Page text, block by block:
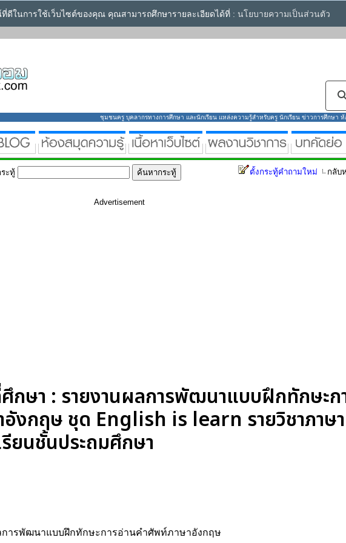
ในการใช้เว็บไซต์ของคุณ คุณสามารถศึกษารายละเอียดได้ที่ : นโยบายความเป็นส่วนตัว
ชุมชนครู บุคลากรทางการศึกษา และนักเรียน แหล่งความรู้สำหรับครู นักเรียน ข่าวการศึกษา
ะทู้ ตั้งกระทู้คำถามใหม่ กลับ
Advertisement
กษา : รายงานผลการพัฒนาแบบฝึกทักษะก
งกฤษ ชุด English is learn รายวิชาภาษา
ยนชั้นประถมศึกษา
การพัฒนาแบบฝึกทักษะการอ่านคำศัพท์ภาษาอังกฤษ